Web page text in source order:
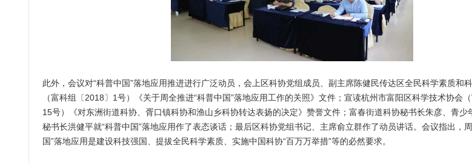
此外，会议对“科普中国”落地应用推进进行广泛动员，会上区科协党组成员、副主席陈健民传达区全民科学素质和
（富科组〔2018〕1号）《关于周全推进“科普中国”落地应用工作的关照》文件；宣读杭州市富阳区科学技术协会（
15号）《对东洲街道科协、胥口镇科协和渔山乡科协转达表扬的决定》赞誉文件；富春街道科协秘书长朱彦、青少
秘书长洪健平就“科普中国”落地应用作了表态谈话；最后区科协党组书记、主席俞立群作了动员讲话。会议指出，
国”落地应用是建设科技强国、提拔全民科学素质、实施中国科协“百万万举措”等的必然要求。